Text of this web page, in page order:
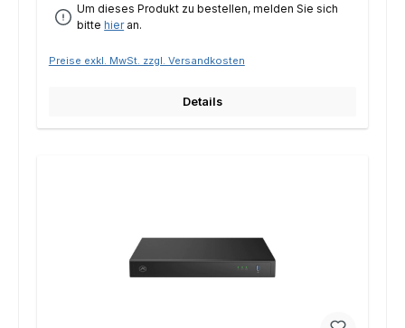
Um dieses Produkt zu bestellen, melden Sie sich
bittehieran.
Preise exkl. MwSt. zzgl. Versandkosten
Details